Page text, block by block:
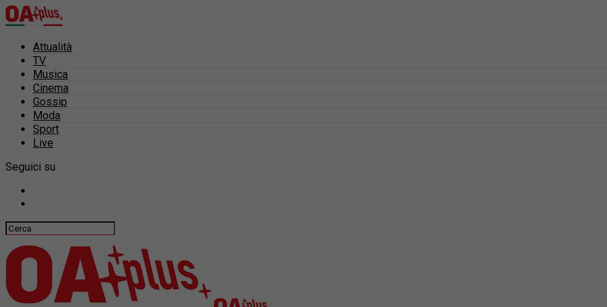
Attualità
TV
Musica
Cinema
Gossip
Moda
Sport
Live
Seguici su